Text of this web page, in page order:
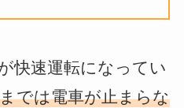
快速運転になってい
では電車が止まらな